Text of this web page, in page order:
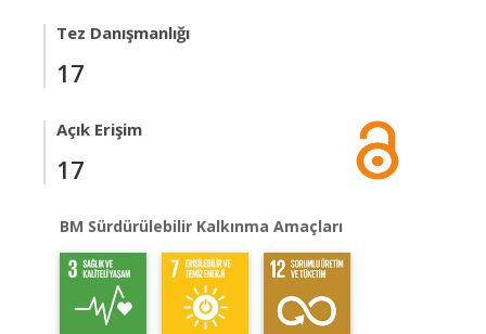
Tez Danışmanlığı
17
Açık Erişim
17
BM Sürdürülebilir Kalkınma Amaçları